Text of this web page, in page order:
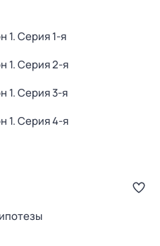
1. Серия 1-я
1. Серия 2-я
1. Серия 3-я
1. Серия 4-я